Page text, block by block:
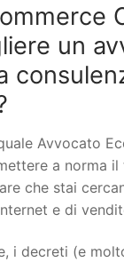
un
Avvocato
a norma
che stai
e di
i decreti (e